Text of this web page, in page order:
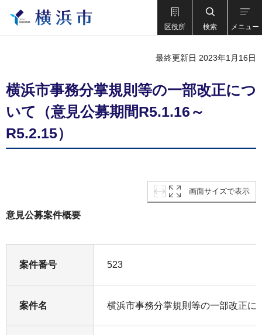
区役所 検索 メニュー
最終更新日 2023年1月16日
横浜市事務分掌規則等の一部改正につ
いて（意見公募期間R5.1.16～
R5.2.15）
画面サイズで表示
意見公募案件概要
案件番号 523
案件名 横浜市事務分掌規則等の一部改正に